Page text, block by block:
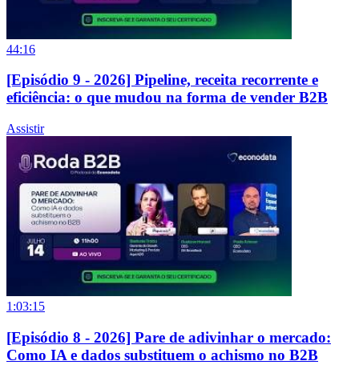
44:16
[Episódio 9 - 2026] Pipeline, receita recorrente e
eficiência: o que mudou na forma de vender B2B
Assistir
1:03:15
[Episódio 8 - 2026] Pare de adivinhar o mercado:
Como IA e dados substituem o achismo no B2B